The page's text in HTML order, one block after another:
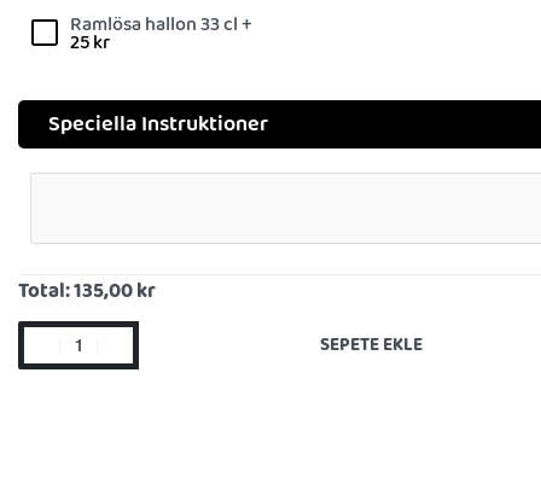
Ramlösa hallon 33 cl +
25kr
Speciella Instruktioner
Total:135,00 kr
SEPETE EKLE